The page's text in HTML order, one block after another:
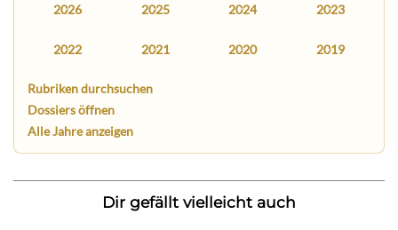
2026 2025 2024 2023
2022 2021 2020 2019
Rubriken durchsuchen
Dossiers öffnen
Alle Jahre anzeigen
Dir gefällt vielleicht auch